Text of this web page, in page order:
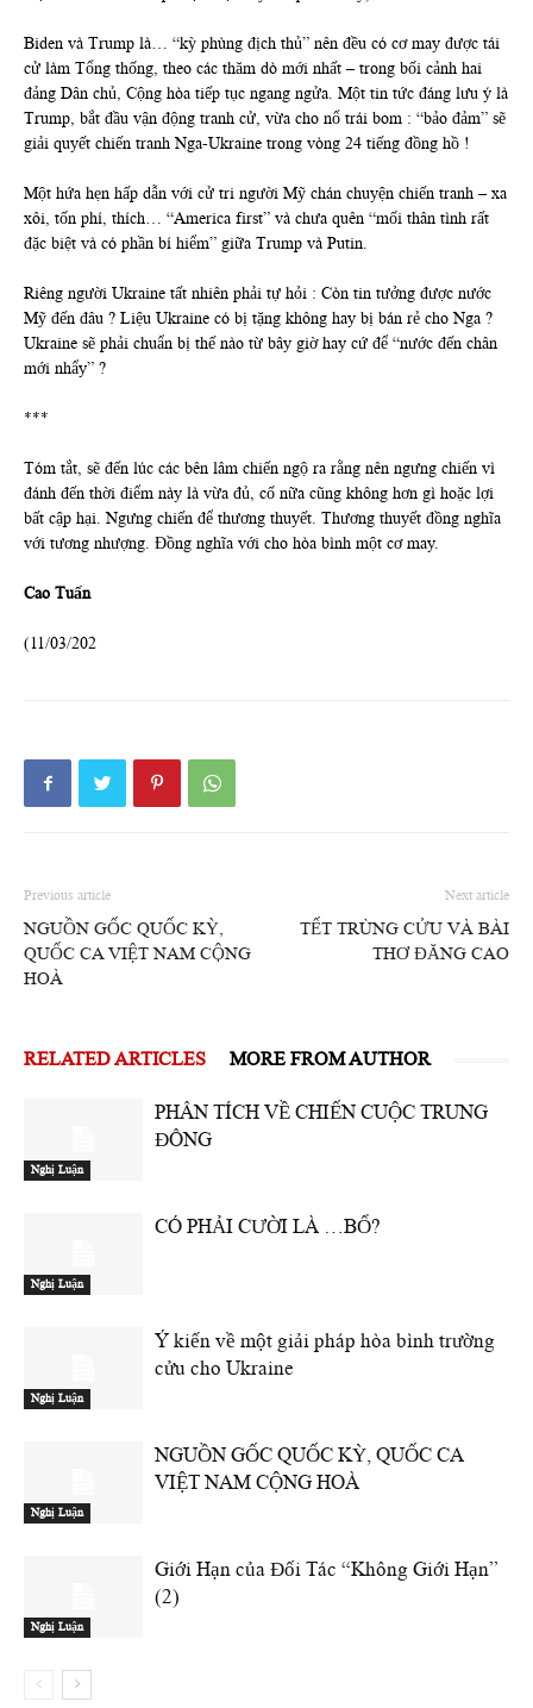
Biden và Trump là… “kỳ phùng địch thủ” nên đều có cơ may được tái
cử làm Tổng thống, theo các thăm dò mới nhất – trong bối cảnh hai
đảng Dân chủ, Cộng hòa tiếp tục ngang ngửa. Một tin tức đáng lưu ý là
Trump, bắt đầu vận động tranh cử, vừa cho nổ trái bom : “bảo đảm” sẽ
giải quyết chiến tranh Nga-Ukraine trong vòng 24 tiếng đồng hồ !
Một hứa hẹn hấp dẫn với cử tri người Mỹ chán chuyện chiến tranh – xa
xôi, tốn phí, thích… “America first” và chưa quên “mối thân tình rất
đặc biệt và có phần bí hiểm” giữa Trump và Putin.
Riêng người Ukraine tất nhiên phải tự hỏi : Còn tin tưởng được nước
Mỹ đến đâu ? Liệu Ukraine có bị tặng không hay bị bán rẻ cho Nga ?
Ukraine sẽ phải chuẩn bị thế nào từ bây giờ hay cứ để “nước đến chân
mới nhẩy” ?
***
Tóm tắt, sẽ đến lúc các bên lâm chiến ngộ ra rằng nên ngưng chiến vì
đánh đến thời điểm này là vừa đủ, cố nữa cũng không hơn gì hoặc lợi
bất cập hại. Ngưng chiến để thương thuyết. Thương thuyết đồng nghĩa
với tương nhượng. Đồng nghĩa với cho hòa bình một cơ may.
Cao Tuấn
(11/03/202
Previous article
NGUỒN GỐC QUỐC KỲ,
QUỐC CA VIỆT NAM CỘNG
HOÀ
Next article
TẾT TRÙNG CỬU VÀ BÀI
THƠ ĐĂNG CAO
RELATED ARTICLES MORE FROM AUTHOR
Nghị Luận
PHÂN TÍCH VỀ CHIẾN CUỘC TRUNG
ĐÔNG
Nghị Luận
CÓ PHẢI CƯỜI LÀ …BỔ?
Nghị Luận
Ý kiến về một giải pháp hòa bình trường
cửu cho Ukraine
Nghị Luận
NGUỒN GỐC QUỐC KỲ, QUỐC CA
VIỆT NAM CỘNG HOÀ
Nghị Luận
Giới Hạn của Đối Tác “Không Giới Hạn”
(2)